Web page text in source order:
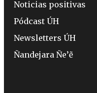
Noticias positivas
Pódcast ÚH
Newsletters ÚH
Ñandejara Ñe’ẽ